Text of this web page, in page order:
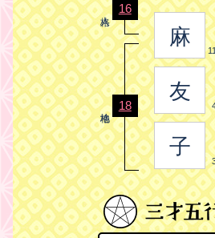
16
麻
友
子
18